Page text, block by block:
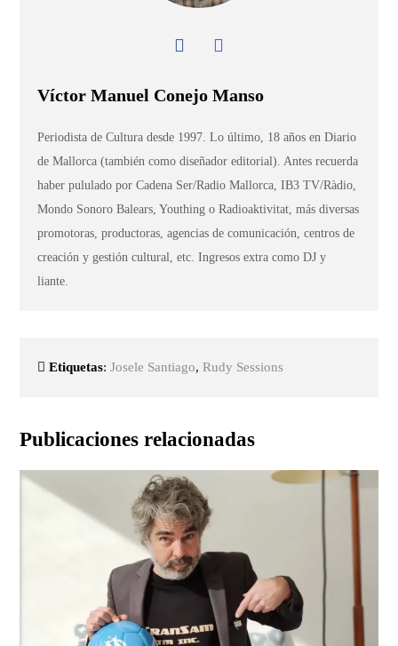
Víctor Manuel Conejo Manso
Periodista de Cultura desde 1997. Lo último, 18 años en Diario
de Mallorca (también como diseñador editorial). Antes recuerda
haber pululado por Cadena Ser/Radio Mallorca, IB3 TV/Ràdio,
Mondo Sonoro Balears, Youthing o Radioaktivitat, más diversas
promotoras, productoras, agencias de comunicación, centros de
creación y gestión cultural, etc. Ingresos extra como DJ y
liante.
Etiquetas:Josele Santiago,Rudy Sessions
Publicaciones relacionadas